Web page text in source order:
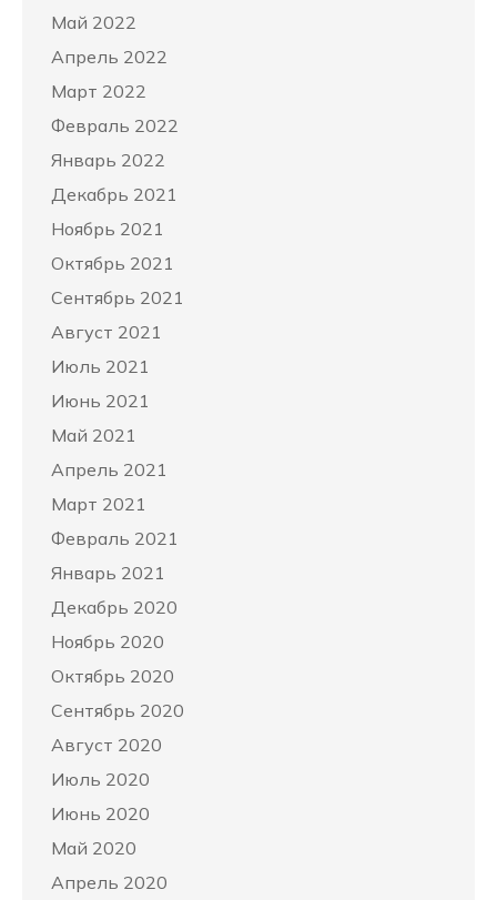
Май 2022
Апрель 2022
Март 2022
Февраль 2022
Январь 2022
Декабрь 2021
Ноябрь 2021
Октябрь 2021
Сентябрь 2021
Август 2021
Июль 2021
Июнь 2021
Май 2021
Апрель 2021
Март 2021
Февраль 2021
Январь 2021
Декабрь 2020
Ноябрь 2020
Октябрь 2020
Сентябрь 2020
Август 2020
Июль 2020
Июнь 2020
Май 2020
Апрель 2020